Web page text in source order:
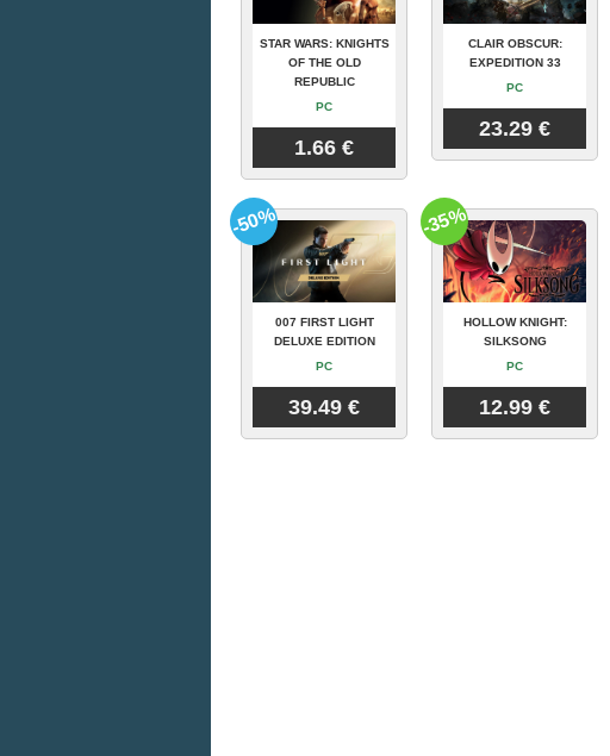
STAR WARS: KNIGHTS
OF THE OLD
REPUBLIC
PC
1.66 €
CLAIR OBSCUR:
EXPEDITION 33
PC
23.29 €
007 FIRST LIGHT
DELUXE EDITION
PC
39.49 €
-50%
HOLLOW KNIGHT:
SILKSONG
PC
12.99 €
-35%